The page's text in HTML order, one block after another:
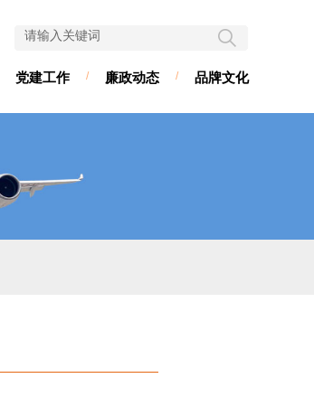
党建工作 / 廉政动态 / 品牌文化